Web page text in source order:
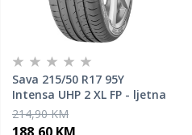
Sava 215/50 R17 95Y
Intensa UHP 2 XL FP - ljetna
guma
214,90 KM